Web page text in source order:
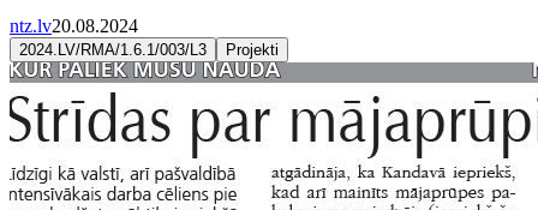
ntz.lv20.08.2024
2024.LV/RMA/1.6.1/003/L3 Projekti